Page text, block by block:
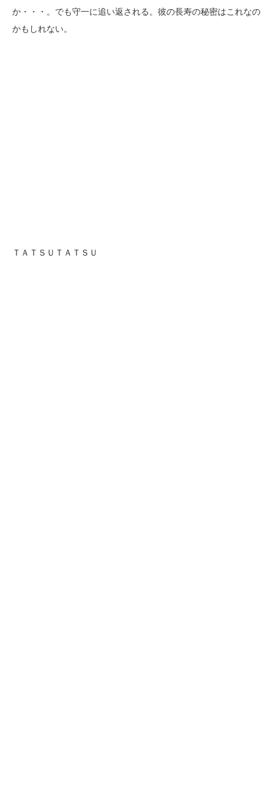
か・・・。でも守一に追い返される。彼の長寿の秘密はこれなの
かもしれない。
ＴＡＴＳＵＴＡＴＳＵ